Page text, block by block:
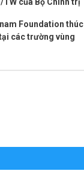
Foundation thúc
các trường vùng